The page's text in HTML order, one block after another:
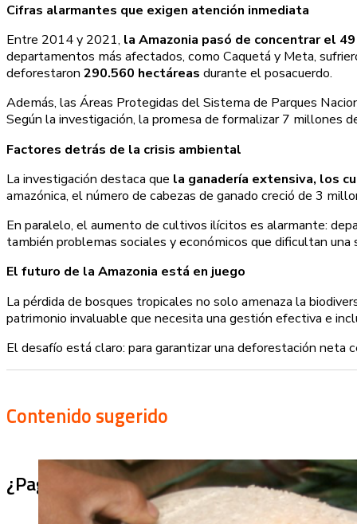
Cifras alarmantes que exigen atención inmediata
Entre 2014 y 2021, la Amazonia pasó de concentrar el
departamentos más afectados, como Caquetá y Meta,
deforestaron 290.560 hectáreas durante el posacuerdo.
Además, las Áreas Protegidas del Sistema de Parques
Según la investigación, la promesa de formalizar 7 millones
Factores detrás de la crisis ambiental
La investigación destaca que la ganadería extensiva, los
amazónica, el número de cabezas de ganado creció de 3
En paralelo, el aumento de cultivos ilícitos es alarmante:
también problemas sociales y económicos que dificultan
El futuro de la Amazonia está en juego
La pérdida de bosques tropicales no solo amenaza la
patrimonio invaluable que necesita una gestión efectiva e
El desafío está claro: para garantizar una deforestación
Contenido sugerido
¿Pagaron menos de lo permitido por el